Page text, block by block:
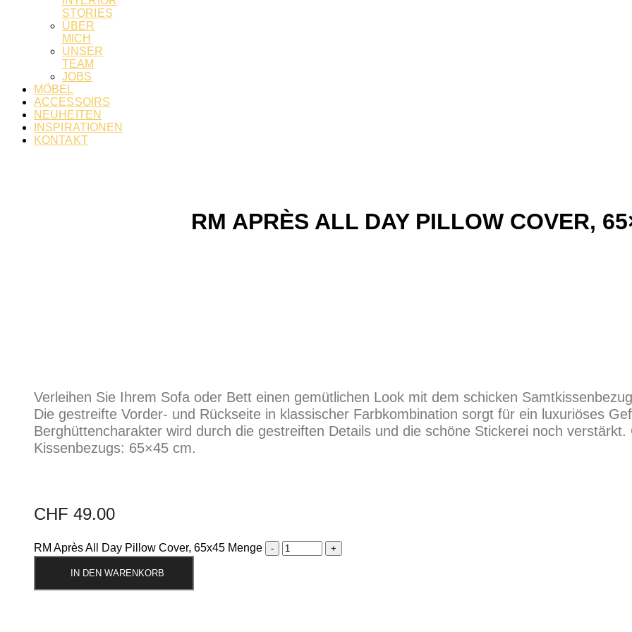
STORIES
ÜBER
MICH
UNSER
TEAM
JOBS
MÖBEL
ACCESSOIRS
NEUHEITEN
INSPIRATIONEN
KONTAKT
RM APRÈS ALL DAY PILLOW COVER,
Verleihen Sie Ihrem Sofa oder Bett einen gemütlichen Look mit dem schicken
Die gestreifte Vorder- und Rückseite in klassischer Farbkombination sorgt für ein luxuriöses
Berghüttencharakter wird durch die gestreiften Details und die schöne Stickerei noch verstärkt.
Kissenbezugs: 65×45 cm.
CHF 49.00
RM Après All Day Pillow Cover, 65x45 Menge
IN DEN WARENKORB